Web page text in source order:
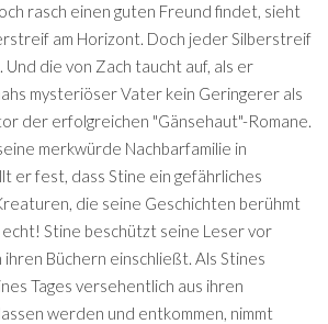
rasch einen guten Freund findet, sieht
am Horizont. Doch jeder Silberstreif
Und die von Zach taucht auf, als er
mysteriöser Vater kein Geringerer als
der erfolgreichen "Gänsehaut"-Romane.
merkwürde Nachbarfamilie in
er fest, dass Stine ein gefährliches
die seine Geschichten berühmt
echt! Stine beschützt seine Leser vor
ihren Büchern einschließt. Als Stines
Tages versehentlich aus ihren
werden und entkommen, nimmt